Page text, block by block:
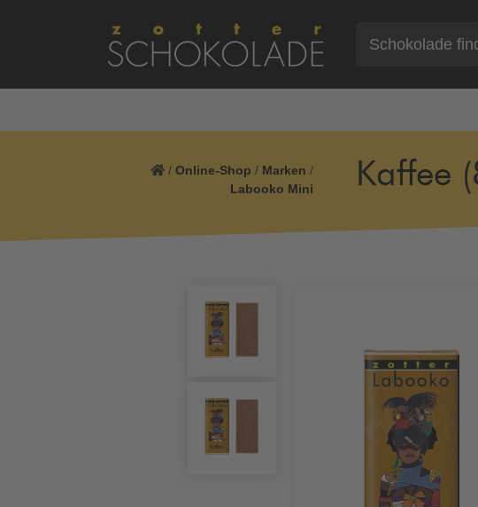
/ Online-Shop / Marken /
Labooko Mini
Kaffee